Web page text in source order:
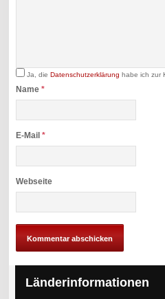
Ja, dieDatenschutzerklärung habe ich zur
Name*
E-Mail*
Webseite
Länderinformationen